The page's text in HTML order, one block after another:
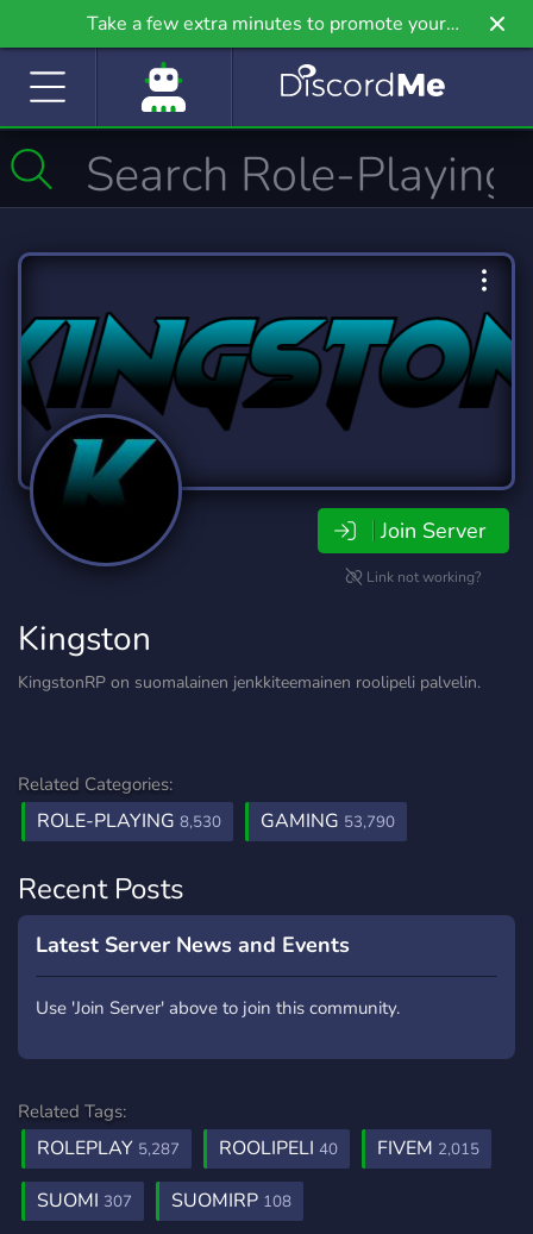
Take a few extra minutes to promote your
community even further on Griv.io, our newest
Join Server
Link not working?
Kingston
KingstonRP on suomalainen jenkkiteemainen roolipeli palvelin.
Related Categories:
ROLE-PLAYING 8,530 GAMING 53,790
Recent Posts
Latest Server News and Events
Use 'Join Server' above to join this community.
Related Tags:
ROLEPLAY 5,287 ROOLIPELI 40 FIVEM 2,015
SUOMI 307 SUOMIRP 108